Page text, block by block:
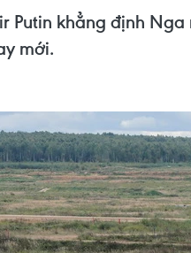
Putin khẳng định
mới.